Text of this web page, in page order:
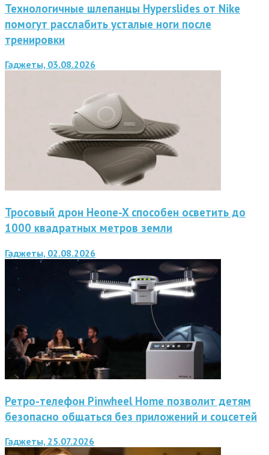
Технологичные шлепанцы Hyperslides от Nike
помогут расслабить усталые ноги после
тренировки
Гаджеты, 03.08.2026
Тросовый дрон Heone-X способен осветить до
1000 квадратных метров земли
Гаджеты, 02.08.2026
Ретро-телефон Pinwheel Home позволит детям
безопасно общаться без приложений и соцсетей
Гаджеты, 25.07.2026